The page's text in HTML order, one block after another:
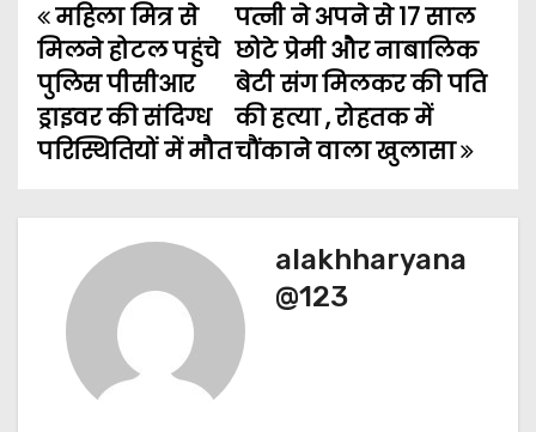
P
o
s
n
पत्नी ने अपने से 17 साल
छोटे प्रेमी और नाबालिक
बेटी संग मिलकर की पति
की हत्या , रोहतक में
चौंकाने वाला खुलासा
महिला मित्र से
मिलने होटल पहुंचे
पुलिस पीसीआर
ड्राइवर की संदिग्ध
परिस्थितियों में मौत
alakhharyana
@123